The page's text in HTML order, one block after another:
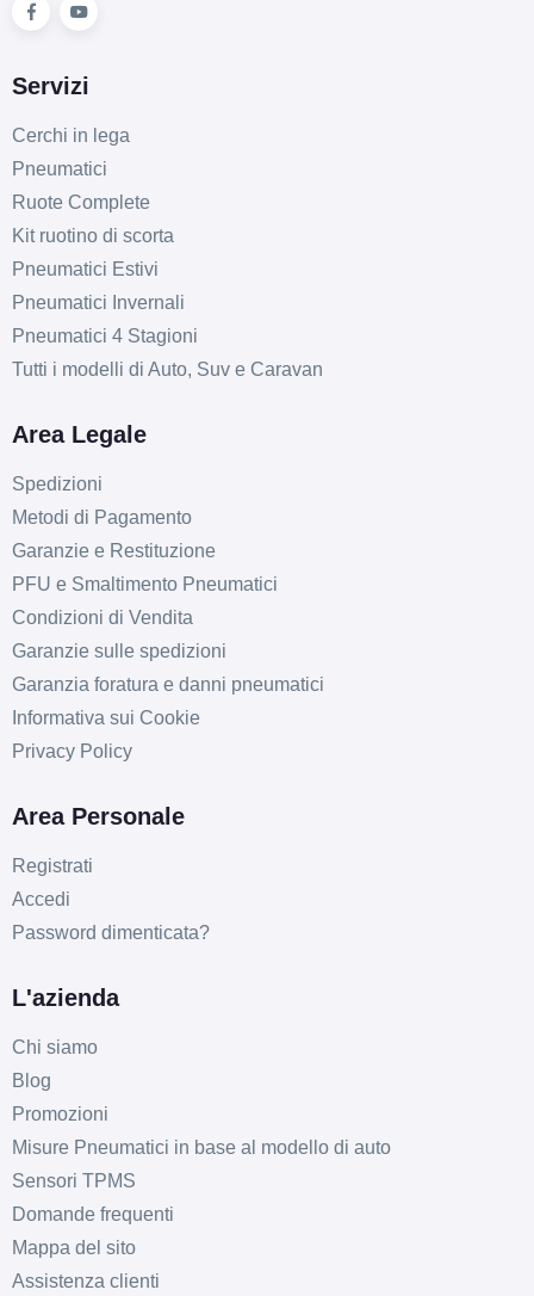
Servizi
Cerchi in lega
Pneumatici
Ruote Complete
Kit ruotino di scorta
Pneumatici Estivi
Pneumatici Invernali
Pneumatici 4 Stagioni
Tutti i modelli di Auto, Suv e Caravan
Area Legale
Spedizioni
Metodi di Pagamento
Garanzie e Restituzione
PFU e Smaltimento Pneumatici
Condizioni di Vendita
Garanzie sulle spedizioni
Garanzia foratura e danni pneumatici
Informativa sui Cookie
Privacy Policy
Area Personale
Registrati
Accedi
Password dimenticata?
L'azienda
Chi siamo
Blog
Promozioni
Misure Pneumatici in base al modello di auto
Sensori TPMS
Domande frequenti
Mappa del sito
Assistenza clienti